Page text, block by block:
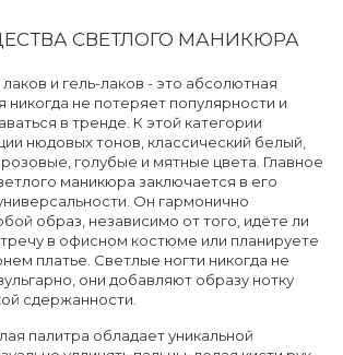
СВЕТЛОГО МАНИКЮРА
и гель-лаков - это абсолютная
никогда не потеряет популярности и
в тренде. К этой категории
нюдовых тонов, классический белый,
голубые и мятные цвета. Главное
маникюра заключается в его
Он гармонично
образ, независимо от того, идёте ли
в офисном костюме или планируете
платье. Светлые ногти никогда не
они добавляют образу нотку
сдержанности.
палитра обладает уникальной